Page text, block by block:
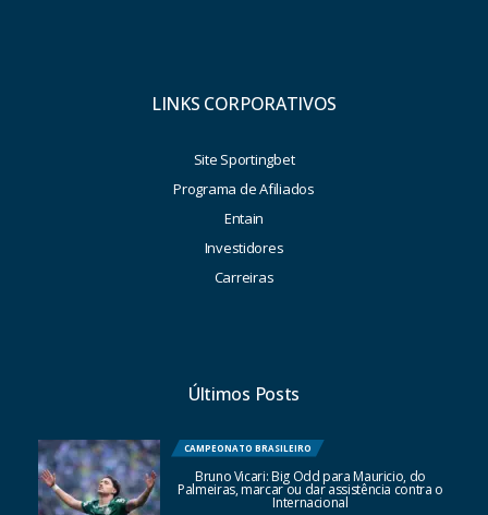
LINKS CORPORATIVOS
Site Sportingbet
Programa de Afiliados
Entain
Investidores
Carreiras
Últimos Posts
CAMPEONATO BRASILEIRO
Bruno Vicari: Big Odd para Mauricio, do
Palmeiras, marcar ou dar assistência contra o
Internacional